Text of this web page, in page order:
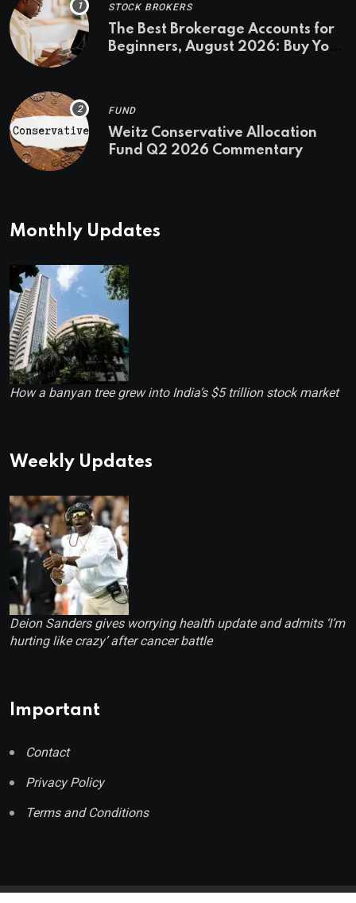
STOCK BROKERS
The Best Brokerage Accounts for
Beginners, August 2026: Buy Your
FUND
Weitz Conservative Allocation
Fund Q2 2026 Commentary
Monthly Updates
How a banyan tree grew into India’s $5 trillion stock market
Weekly Updates
Deion Sanders gives worrying health update and admits ‘I’m
hurting like crazy’ after cancer battle
Important
Contact
Privacy Policy
Terms and Conditions